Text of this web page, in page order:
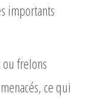
importants
frelons
ce qui